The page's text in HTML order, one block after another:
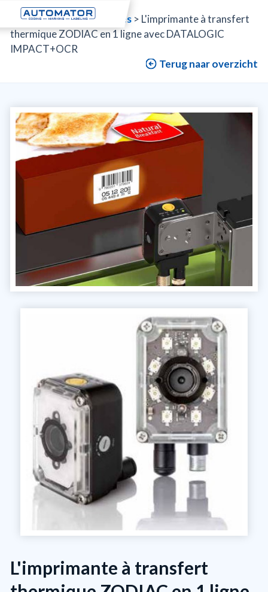
Automator>Nouveautés > L'imprimante à transfert
thermique ZODIAC en 1 ligne avec DATALOGIC
IMPACT+OCR
Terug naar overzicht
L'imprimante à transfert